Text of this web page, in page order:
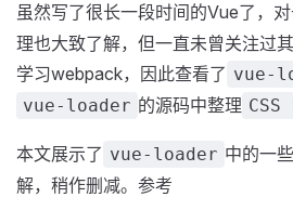
虽然写了很长一段时间的Vue了，
理也大致了解，但一直未曾关注过
学习webpack，因此查看了 vue-
vue-loader 的源码中整理 CSS
本文展示了 vue-loader 中的一
解，稍作删减。参考